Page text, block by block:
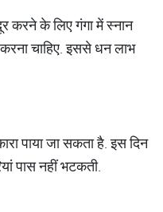
करने के लिए गंगा में स्नान
चाहिए. इससे धन लाभ
पाया जा सकता है. इस दिन
पास नहीं भटकती.